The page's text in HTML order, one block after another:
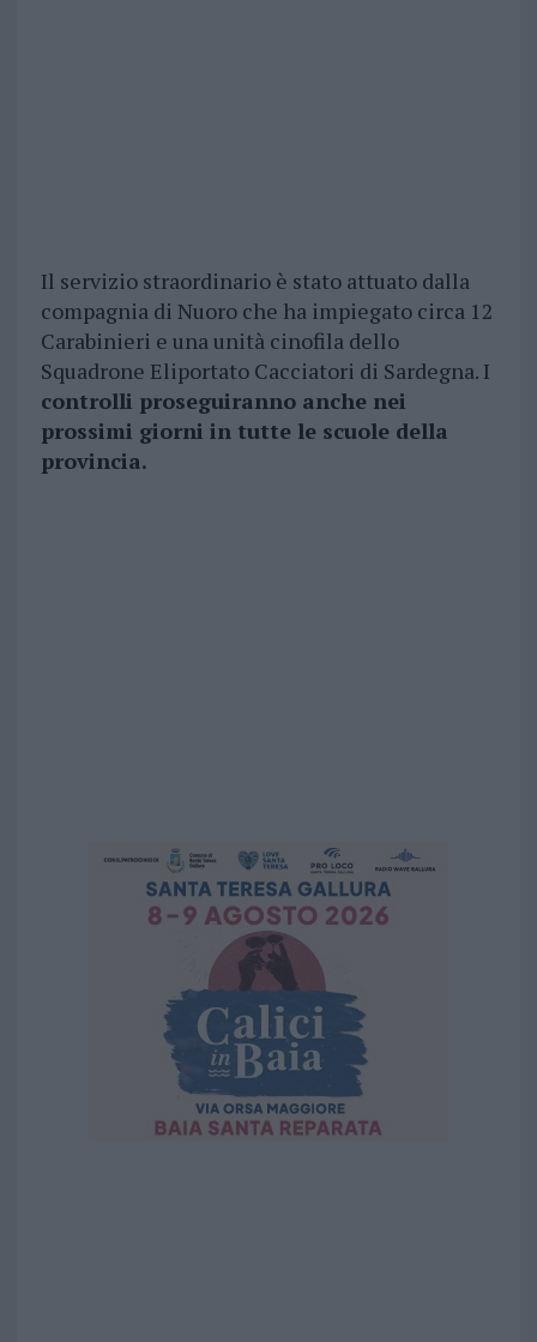
Il servizio straordinario è stato attuato dalla
compagnia di Nuoro che ha impiegato circa 12
Carabinieri e una unità cinofila dello
Squadrone Eliportato Cacciatori di Sardegna. I
controlli proseguiranno anche nei
prossimi giorni in tutte le scuole della
provincia.